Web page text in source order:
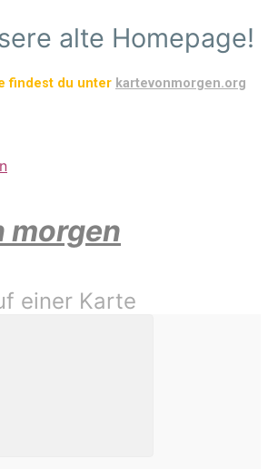
alte Homepage!
findest du unter kartevonmorgen.org
morgen
einer Karte